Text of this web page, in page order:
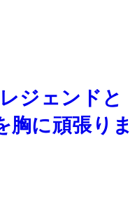
ジェンドと
胸に頑張りま